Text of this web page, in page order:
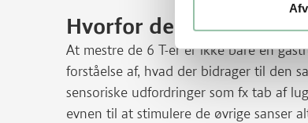
Hvorfor de 6 T-er er
At mestre de 6 T-er er ikke bare en
forståelse af, hvad der bidrager til den
sensoriske udfordringer som fx tab af
evnen til at stimulere de øvrige sanser